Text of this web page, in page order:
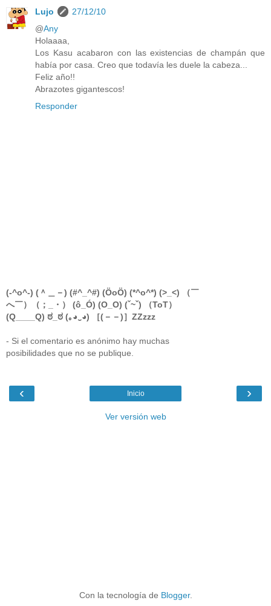
Lujo
27/12/10
@Any
Holaaaa,
Los Kasu acabaron con las existencias de champán que
había por casa. Creo que todavía les duele la cabeza...
Feliz año!!
Abrazotes gigantescos!
Responder
(-^o^-) (＾＿－) (#^_^#) (ÖoÖ) (*^o^*) (>_<) （￣
へ￣）（；_・） (ô_Ó) (O_O) (ˇ~ˇ) （ToT）
(Q____Q) ಠ_ಠ (｡◕‿◕) ［(－－)］ZZzzz
- Si el comentario es anónimo hay muchas
posibilidades que no se publique.
‹ ›
Inicio
Ver versión web
Con la tecnología de Blogger.